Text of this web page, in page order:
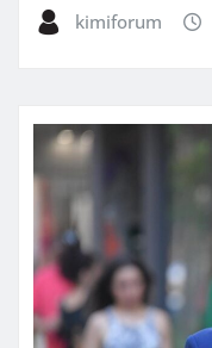
kimiforum